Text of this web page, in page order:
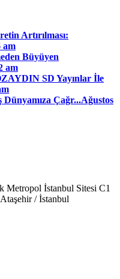
Artırılması:
am
Büyüyen
am
SD Yayınlar İle
Dünyamıza Çağr...Ağustos
Metropol İstanbul Sitesi C1
/ İstanbul